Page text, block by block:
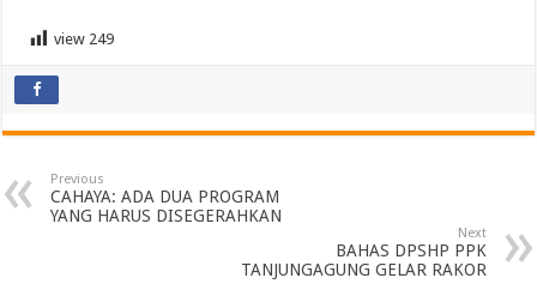
view 249
Previous
CAHAYA: ADA DUA PROGRAM
YANG HARUS DISEGERAHKAN
Next
BAHAS DPSHP PPK
TANJUNGAGUNG GELAR RAKOR